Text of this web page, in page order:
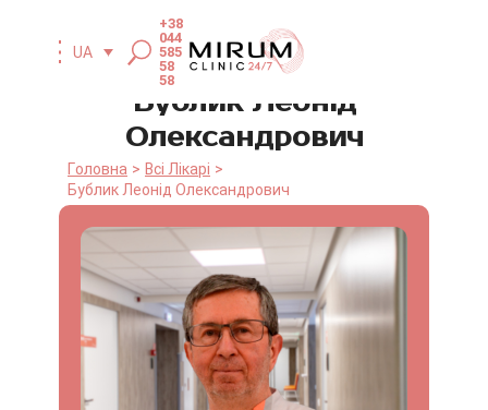
UA
+38
044
585
58
58
Бублик Леонід
Олександрович
Головна
Всі Лікарі
Бублик Леонід Олександрович